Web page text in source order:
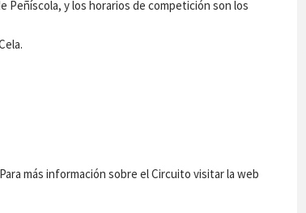
Peñíscola, y los horarios de competición son los
más información sobre el Circuito visitar la web